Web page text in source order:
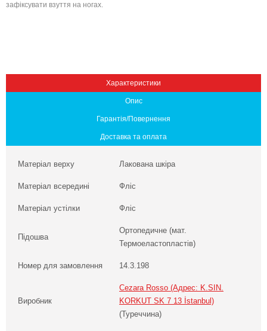
зафіксувати взуття на ногах.
Характеристики
Опис
Гарантія/Повернення
Доставка та оплата
Матеріал верху Лакована шкіра
Матеріал всередині Фліс
Матеріал устілки Фліс
Підошва
Ортопедичне (мат.
Термоеластопластів)
Номер для замовлення 14.3.198
Виробник
Cezara Rosso (Адрес: K.SIN.
KORKUT SK 7 13 İstanbul)
(Туреччина)